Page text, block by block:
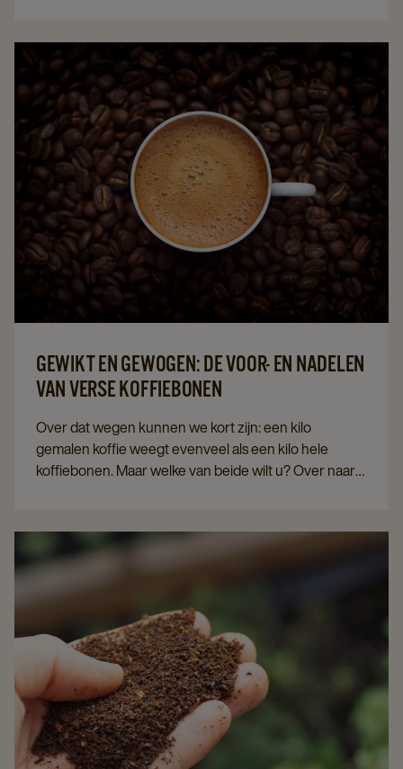
Hieronder spitten we de voor- en nadelen van
oploskoffie uit tot op … de korrel.
GEWIKT EN GEWOGEN: DE VOOR- EN NADELEN
VAN VERSE KOFFIEBONEN
Over dat wegen kunnen we kort zijn: een kilo
gemalen koffie weegt evenveel als een kilo hele
koffiebonen. Maar welke van beide wilt u? Over naar